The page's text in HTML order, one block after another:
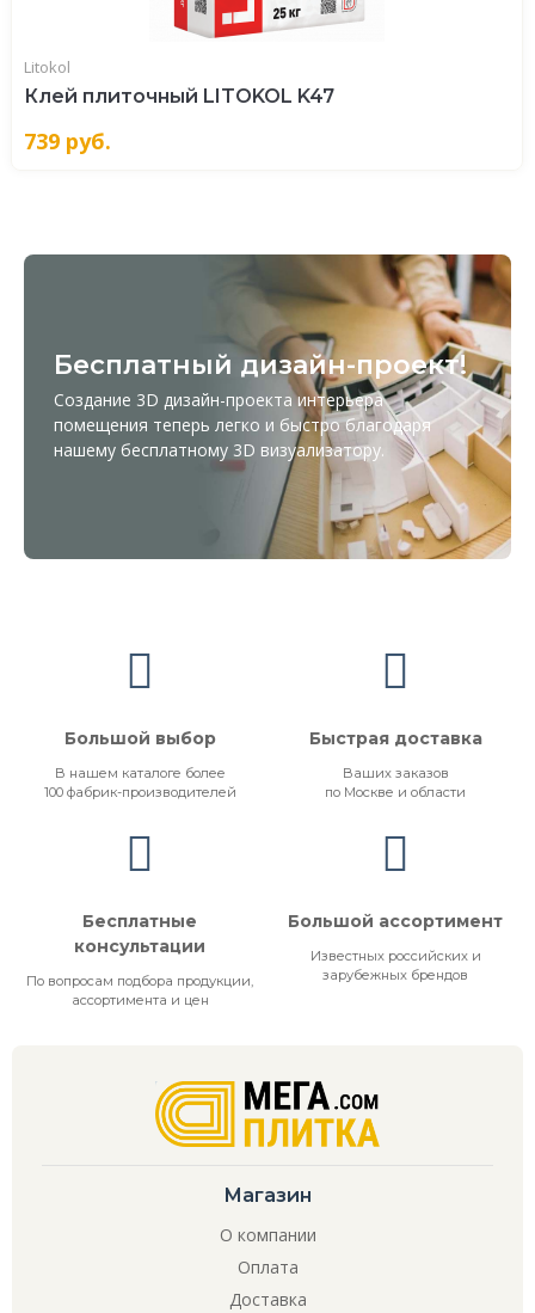
Litokol
Клей плиточный LITOKOL K47
739 руб.
Бесплатный дизайн-проект!
Создание 3D дизайн-проекта интерьера
помещения теперь легко и быстро благодаря
нашему бесплатному 3D визуализатору.
Большой выбор
В нашем каталоге более
100 фабрик-производителей
Быстрая доставка
Ваших заказов
по Москве и области
Бесплатные
консультации
По вопросам подбора продукции,
ассортимента и цен
Большой ассортимент
Известных российских и
зарубежных брендов
Магазин
О компании
Оплата
Доставка